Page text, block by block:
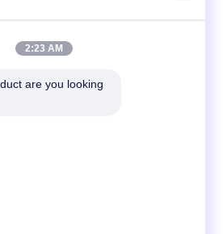
2:23 AM
are you looking